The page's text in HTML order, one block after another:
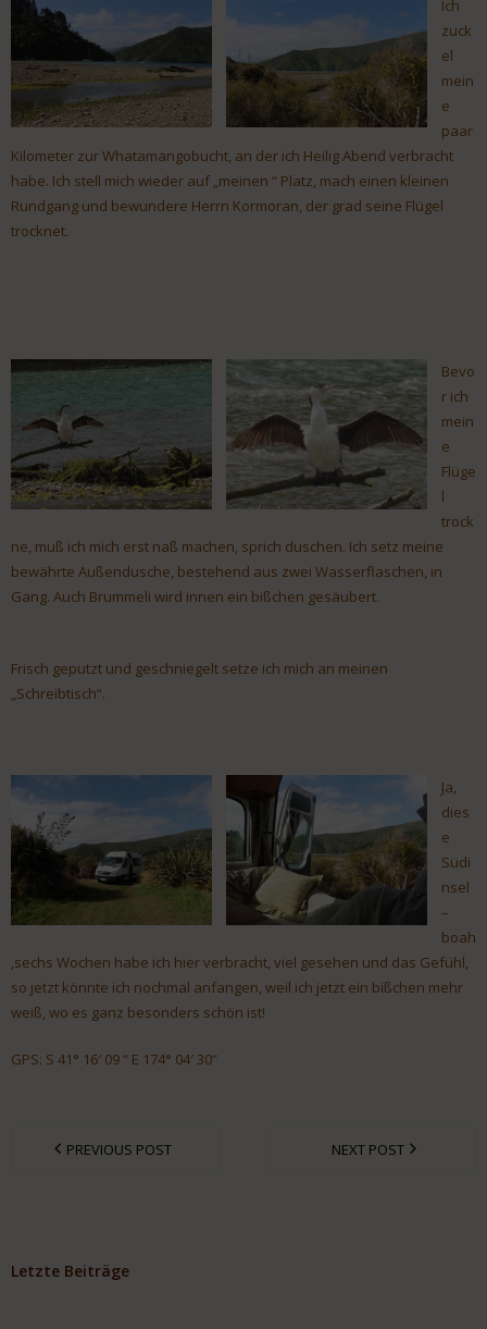
Ich
zuck
el
mein
e
paar
Kilometer zur Whatamangobucht, an der ich Heilig Abend verbracht
habe. Ich stell mich wieder auf „meinen “ Platz, mach einen kleinen
Rundgang und bewundere Herrn Kormoran, der grad seine Flügel
trocknet.
Bevo
r ich
mein
e
Flüge
l
trock
ne, muß ich mich erst naß machen, sprich duschen. Ich setz meine
bewährte Außendusche, bestehend aus zwei Wasserflaschen, in
Gang. Auch Brummeli wird innen ein bißchen gesäubert.
Frisch geputzt und geschniegelt setze ich mich an meinen
„Schreibtisch“.
Ja,
dies
e
Südi
nsel
–
boah
,sechs Wochen habe ich hier verbracht, viel gesehen und das Gefühl,
so jetzt könnte ich nochmal anfangen, weil ich jetzt ein bißchen mehr
weiß, wo es ganz besonders schön ist!
GPS: S 41° 16′ 09 “ E 174° 04′ 30“
PREVIOUS POST NEXT POST
Letzte Beiträge